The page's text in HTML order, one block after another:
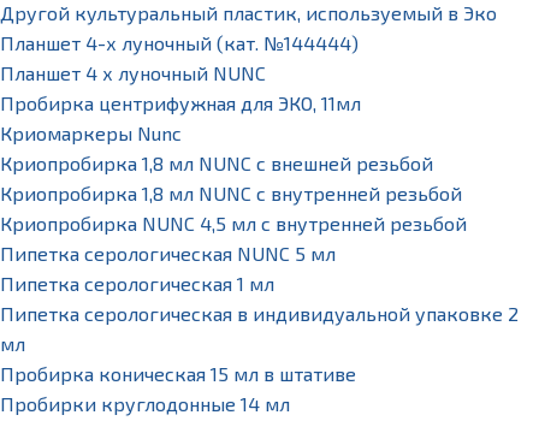
Другой культуральный пластик, используемый в Эко
Планшет 4-х луночный (кат. №144444)
Планшет 4 х луночный NUNC
Пробирка центрифужная для ЭКО, 11мл
Криомаркеры Nunc
Криопробирка 1,8 мл NUNC с внешней резьбой
Криопробирка 1,8 мл NUNC с внутренней резьбой
Криопробирка NUNC 4,5 мл с внутренней резьбой
Пипетка серологическая NUNC 5 мл
Пипетка серологическая 1 мл
Пипетка серологическая в индивидуальной упаковке 2
мл
Пробирка коническая 15 мл в штативе
Пробирки круглодонные 14 мл